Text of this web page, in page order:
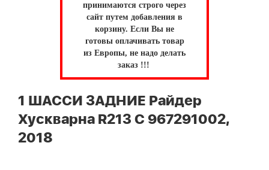
принимаются строго через
сайт путем добавления в
корзину. Если Вы не
готовы оплачивать товар
из Европы, не надо делать
заказ !!!
1 ШАССИ ЗАДНИЕ Райдер
Хускварна R213 C 967291002,
2018